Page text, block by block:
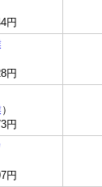
円
円
）
円
円